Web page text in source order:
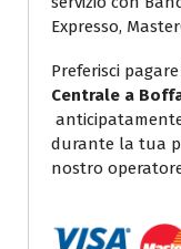
Expresso,
Preferisci
Centrale a
durante la tua
nostro